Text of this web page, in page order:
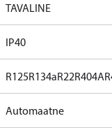
TAVALINE
IP40
R125R134aR22R404A
Automaatne